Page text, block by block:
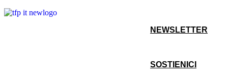
NEWSLETTER
SOSTIENICI